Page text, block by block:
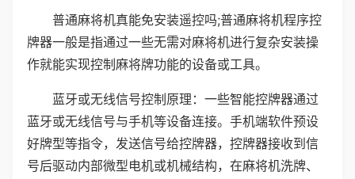
普通麻将机真能免安装遥控吗;普通麻将机程序控
牌器一般是指通过一些无需对麻将机进行复杂安装操
作就能实现控制麻将牌功能的设备或工具。
蓝牙或无线信号控制原理：一些智能控牌器通过
蓝牙或无线信号与手机等设备连接。手机端软件预设
好牌型等指令，发送信号给控牌器，控牌器接收到信
号后驱动内部微型电机或机械结构，在麻将机洗牌、